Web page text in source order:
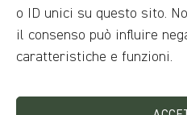
o ID unici su questo sito.
il consenso può influire
caratteristiche e funzioni.
Telefono
UNITED
STATES